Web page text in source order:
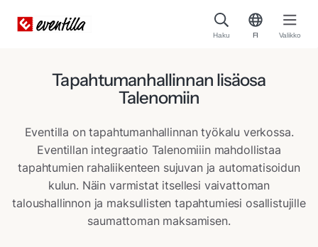
Haku FI Valikko
Tapahtumanhallinnan lisäosa
Talenomiin
Eventilla on tapahtumanhallinnan työkalu verkossa.
Eventillan integraatio Talenomiiin mahdollistaa
tapahtumien rahaliikenteen sujuvan ja automatisoidun
kulun. Näin varmistat itsellesi vaivattoman
taloushallinnon ja maksullisten tapahtumiesi osallistujille
saumattoman maksamisen.